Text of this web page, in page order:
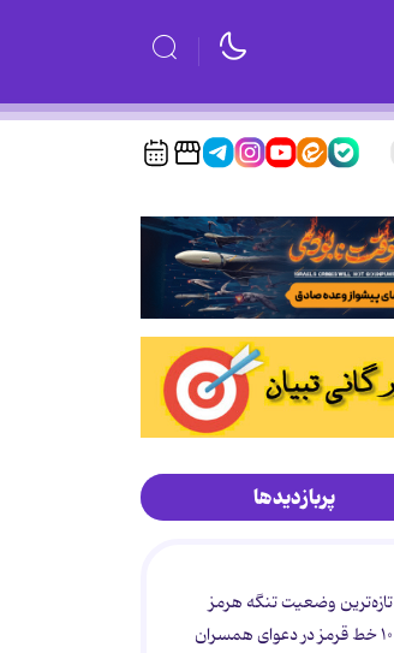
پربازدیدها
تازه‌ترین وضعیت تنگه هرمز
۱۰ خط قرمز در دعوای همسران